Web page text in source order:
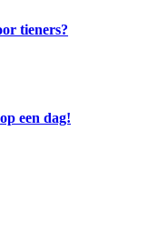
tieners?
een dag!